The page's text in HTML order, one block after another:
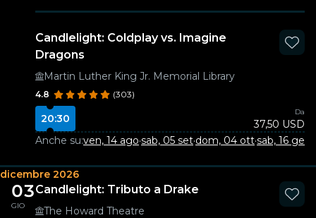
Candlelight: Coldplay vs. Imagine
Dragons
Martin Luther King Jr. Memorial Library
4.8 (303)
20:30
Da
37,50 USD
Anche su:ven, 14 ago·sab, 05 set·dom, 04 ott·sab, 16 gen
dicembre 2026
03
GIO
Candlelight: Tributo a Drake
The Howard Theatre